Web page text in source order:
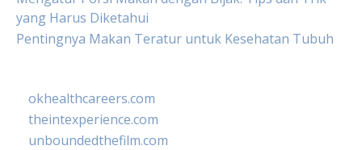
yang Harus Diketahui
Pentingnya Makan Teratur untuk Kesehatan Tubuh
okhealthcareers.com
theintexperience.com
unboundedthefilm.com